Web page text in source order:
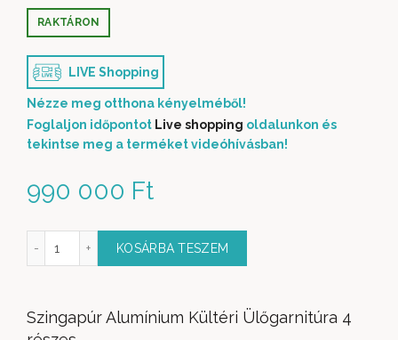
990 000 Ft
RAKTÁRON
LIVE Shopping
Nézze meg otthona kényelméből!
Foglaljon időpontot Live shopping oldalunkon és
tekintse meg a terméket videóhívásban!
Kültéri Ülőgarnitúra 4 részes mennyiség
KOSÁRBA TESZEM
Szingapúr Alumínium Kültéri Ülőgarnitúra 4